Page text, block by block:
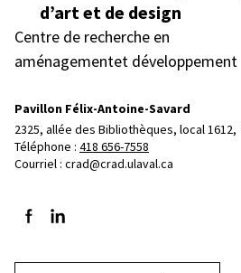
d’art et de design
Centre de recherche en
aménagementet développement
Pavillon Félix-Antoine-Savard
2325, allée des Bibliothèques, local 1612,
Téléphone : 418 656-7558
Courriel : crad@crad.ulaval.ca
Suivez-nous sur Facebook
Suivez-nous sur LinkedIn